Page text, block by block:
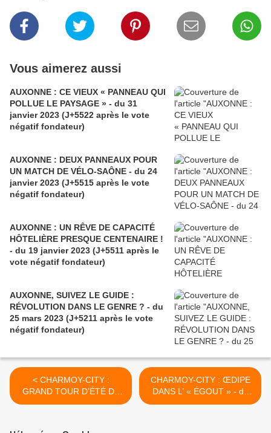
Vous aimerez aussi
AUXONNE : CE VIEUX « PANNEAU QUI
POLLUE LE PAYSAGE » - du 31
janvier 2023 (J+5522 après le vote
négatif fondateur)
AUXONNE : DEUX PANNEAUX POUR
UN MATCH DE VÉLO-SAÔNE - du 24
janvier 2023 (J+5515 après le vote
négatif fondateur)
AUXONNE : UN RÊVE DE CAPACITÉ
HÔTELIÈRE PRESQUE CENTENAIRE !
- du 19 janvier 2023 (J+5511 après le
vote négatif fondateur)
AUXONNE, SUIVEZ LE GUIDE :
RÉVOLUTION DANS LE GENRE ? - du
25 mars 2023 (J+5211 après le vote
négatif fondateur)
< CHARMOY-CITY :
GRAND TOUR D’ÉTÉ DE
NOS RONDS POINTS (5) -
CHARMOY-CITY : ŒDIPE
DANS L’ « ÉGOUT » - du
09 août 2020 (J+4253